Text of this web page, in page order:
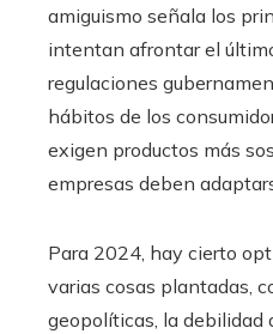
amiguismo señala los
intentan afrontar el
regulaciones
hábitos de los
exigen productos más
empresas deben
Para 2024, hay cierto
varias cosas plantadas,
geopolíticas, la debilidad